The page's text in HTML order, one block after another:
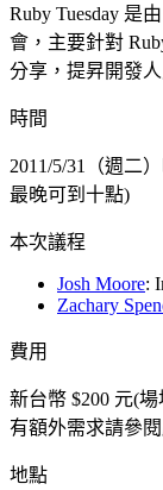
Ruby Tuesday 是由
會，主要針對
分享，提昇開發
時間
2011/5/31（週二
最晚可到十點)
本次議程
Josh Moore:
Zachary
費用
新台幣 $200 元(
有額外需求請參
地點